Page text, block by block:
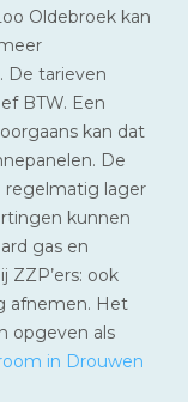
Oldebroek kan
De tarieven
BTW. Een
kan dat
De
regelmatig lager
kunnen
gas en
ook
afnemen. Het
opgeven als
in Drouwen